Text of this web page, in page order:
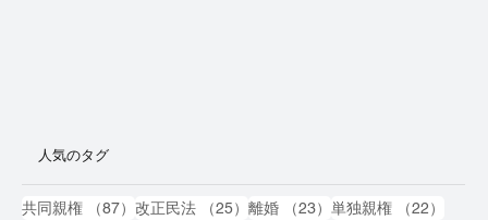
人気のタグ
共同親権 （87） 87件の記事
改正民法 （25） 25件の記事
離婚 （23） 23件の記事
単独親権 （22）